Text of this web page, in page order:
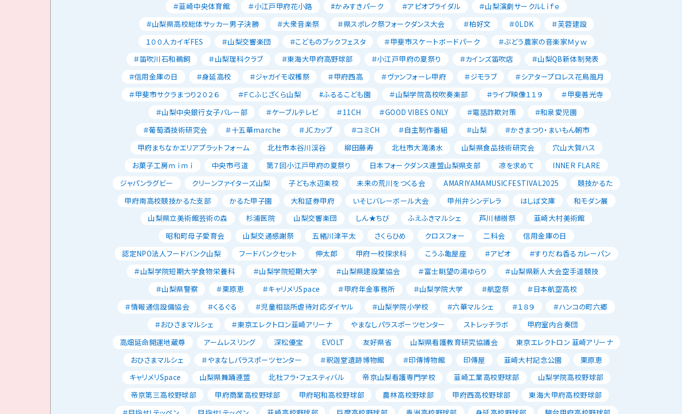
＃韮崎中央体育館
＃小江戸甲府花小路 #かみすきパーク ＃アピオブライダル
＃山梨演劇サークルLｉｆｅ
＃山梨県高校総体サッカー男子決勝
＃大衆音楽祭 ＃県スポレク祭フォークダンス大会 ＃柏好文 ＃0LDK
＃芙蓉建設
１００人カイギFES
＃山梨交響楽団 ＃こどものブックフェスタ ＃甲斐市スケートボードパーク
＃ぶどう農家の音楽家Ｍｙｗ
＃笛吹川石和鵜飼
＃山梨理科クラブ ＃東海大甲府高野球部 ＃小江戸甲府の夏祭り ＃カインズ笛吹店
＃山梨QB新体制発表
＃信用金庫の日
＃身延高校 ＃ジャガイモ収穫祭 ＃甲府西高 ＃ヴァンフォーレ甲府 ＃ジモラブ
＃シアタープロレス花鳥風月
＃甲斐市サクラまつり２０２６
＃ＦＣふじざくら山梨 #ふるるこども園 ＃山梨学院高校吹奏楽部 ＃ライブ映像１１９
＃甲斐善光寺
＃山梨中央銀行女子バレー部
＃ケーブルテレビ ＃11CH ＃GOOD VIBES ONLY ＃電話詐欺対策
＃和泉愛児園
＃葡萄酒技術研究会
＃十五華marche ＃JCカップ ＃コミCH ＃自主制作番組 ＃山梨
＃かきまつり・まいもん朝市
甲府まちなかエリアプラットフォーム
北杜市本谷川渓谷 柳田藤寿 北杜市大滝湧水 山梨県食品技術研究会
穴山大賀ハス
お菓子工房ｍｉｍｉ
中央市弓道 第７回小江戸甲府の夏祭り 日本フォークダンス連盟山梨県支部 凉を求めて
INNER FLARE
ジャパンラグビー
クリーンファイターズ山梨 子ども水辺楽校 未来の荒川をつくる会 AMARIYAMAMUSICFESTIVAL2025
競技かるた
甲府南高校競技かるた支部
かるた甲子園 大和証券甲府 いそじバレーボール大会 甲州弁シンデレラ はしば文庫
和モダン展
山梨県立美術館芸術の森
杉浦医院 山梨交響楽団 しん★ちび ふえふきマルシェ 芦川植樹祭
韮崎大村美術館
昭和町母子愛育会
山梨交通感謝祭 五緒川津平太 さくらひめ クロスフォー 二科会
信用金庫の日
認定NPO法人フードバンク山梨
フードバンクセット 伸太郎 甲府一校探求科 こうふ亀屋座 ＃アピオ
＃すりだね香るカレーパン
＃山梨学院短期大学食物栄養科
＃山梨学院短期大学 ＃山梨県建設業協会 ＃富士眺望の湯ゆらり
＃山梨県新人大会空手道競技
＃山梨県警察
＃栗原恵 ＃キャリメリSpace ＃甲府年金事務所 ＃山梨学院大学 ＃航空祭
＃日本航空高校
＃情報通信設備協会
＃くるぐる ＃児童相談所虐待対応ダイヤル ＃山梨学院小学校 ＃六華マルシェ ＃１８９
＃ハンコの町六郷
＃おひさまマルシェ
＃東京エレクトロン韮崎アリーナ やまなしパラスポーツセンター ストレッチラボ
甲府室内合奏団
高畑延命開運地蔵尊
アームレスリング 深松優宝 EVOLT 友好県省 山梨県看護教育研究協議会
東京エレクトロン 韮崎アリーナ
おひさまマルシェ
＃やまなしパラスポーツセンター ＃釈迦堂遺跡博物館 ＃印傳博物館 印傳屋 韮崎大村記念公園
栗原恵
キャリメリSpace
山梨県舞踊連盟 北杜フラ・フェスティバル 帝京山梨看護専門学校 韮崎工業高校野球部
山梨学院高校野球部
帝京第三高校野球部
甲府商業高校野球部 甲府昭和高校野球部 農林高校野球部 甲府西高校野球部
東海大甲府高校野球部